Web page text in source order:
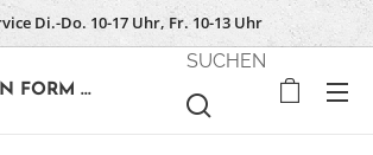
Di.-Do. 10-17 Uhr, Fr. 10-13 Uhr
FORM ...
SUCHEN